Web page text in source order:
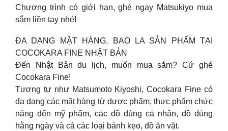
Chương trình có giới hạn, ghé ngay Matsukiyo mua
sắm liền tay nhé!
ĐA DẠNG MẶT HÀNG, BAO LA SẢN PHẨM TẠI
COCOKARA FINE NHẬT BẢN
Đến Nhật Bản du lịch, muốn mua sắm? Cứ ghé
Cocokara Fine!
Tương tự như Matsumoto Kiyoshi, Cocokara Fine có
đa dạng các mặt hàng từ dược phẩm, thực phẩm chức
năng đến mỹ phẩm, các đồ dùng cá nhân, đồ dùng
hằng ngày và cả các loại bánh kẹo, đồ ăn vặt.